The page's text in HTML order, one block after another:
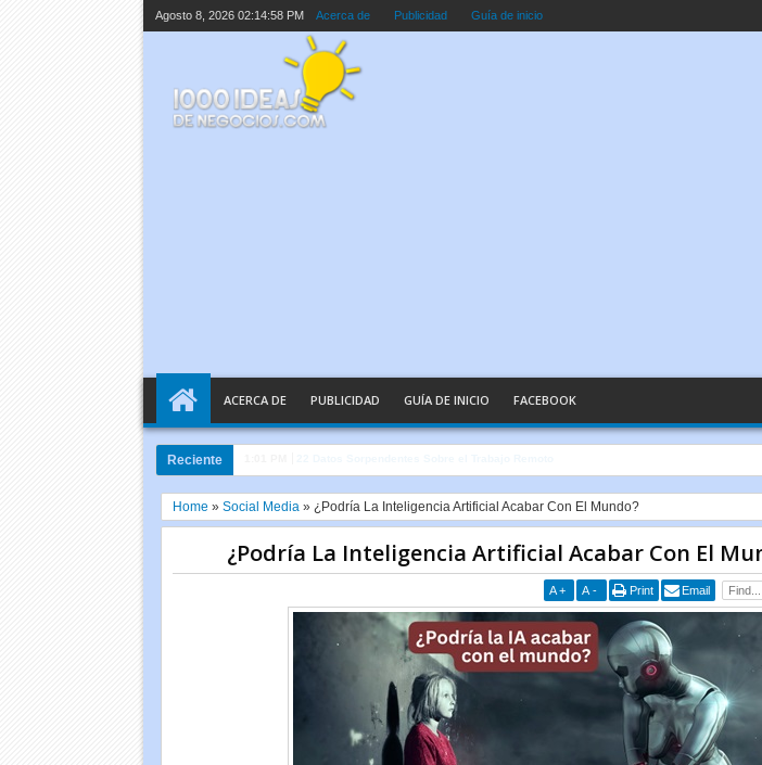
Agosto 8, 2026 02:14:59 PM Acerca de Publicidad Guía de inicio
ACERCA DE PUBLICIDAD GUÍA DE INICIO FACEBOOK
Reciente
Home » Social Media» ¿Podría La Inteligencia Artificial Acabar Con El Mundo?
¿Podría La Inteligencia Artificial Acabar Con El
A + A - Print Email